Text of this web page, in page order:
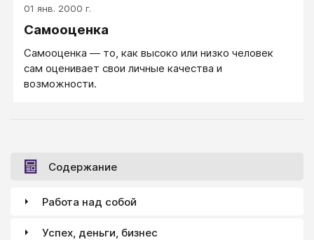
01 янв. 2000 г.
Самооценка
Самооценка — то, как высоко или низко человек
сам оценивает свои личные качества и
возможности.
Содержание
Работа над собой
Успех, деньги, бизнес